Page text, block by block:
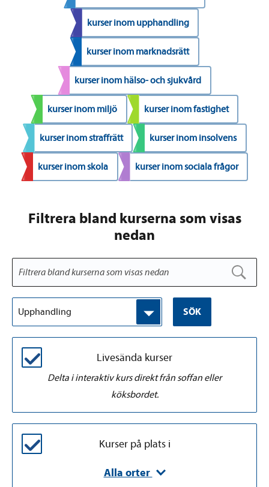
kurser inom upphandling
kurser inom marknadsrätt
kurser inom hälso- och sjukvård
kurser inom miljö kurser inom fastighet
kurser inom straffrätt kurser inom insolvens
kurser inom skola kurser inom sociala frågor
Filtrera bland kurserna som visas
nedan
Upphandling SÖK
Livesända kurser
Delta i interaktiv kurs direkt från soffan eller
köksbordet.
Kurser på plats i
Alla orter